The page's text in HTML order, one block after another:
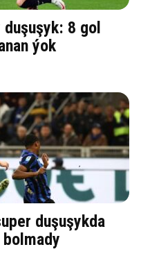
8 gol
ýok
duşuşykda